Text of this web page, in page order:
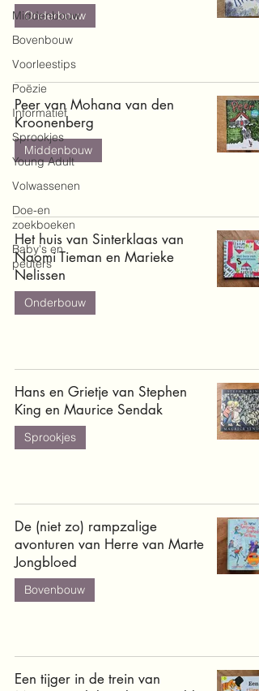
Middenbouw
Bovenbouw
Voorleestips
Poëzie
Informatief
Sprookjes
Young Adult
Volwassenen
Doe-en
zoekboeken
Baby's en
peuters
Onderbouw
Peer van Mohana van den
Kroonenberg
Middenbouw
Het huis van Sinterklaas van
Naomi Tieman en Marieke
Nelissen
Onderbouw
Hans en Grietje van Stephen
King en Maurice Sendak
Sprookjes
De (niet zo) rampzalige
avonturen van Herre van Marte
Jongbloed
Bovenbouw
Een tijger in de trein van